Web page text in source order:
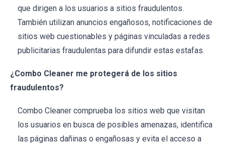
que dirigen a los usuarios a sitios fraudulentos.
También utilizan anuncios engañosos, notificaciones de
sitios web cuestionables y páginas vinculadas a redes
publicitarias fraudulentas para difundir estas estafas.
¿Combo Cleaner me protegerá de los sitios
fraudulentos?
Combo Cleaner comprueba los sitios web que visitan
los usuarios en busca de posibles amenazas, identifica
las páginas dañinas o engañosas y evita el acceso a